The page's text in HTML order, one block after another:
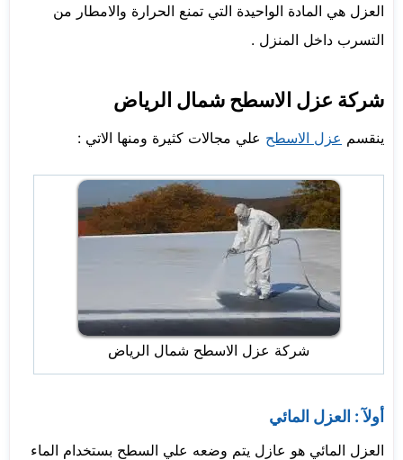
العزل هي المادة الواحيدة التي تمنع الحرارة والامطار من
التسرب داخل المنزل .
شركة عزل الاسطح شمال الرياض
ينقسم عزل الاسطح علي مجالات كثيرة ومنها الاتي :
شركة عزل الاسطح شمال الرياض
أولآ : العزل المائي
العزل المائي هو عازل يتم وضعه علي السطح بستخدام الماء